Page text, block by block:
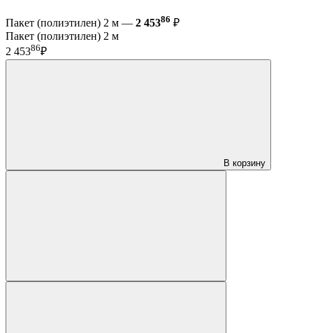
Пакет (полиэтилен) 2 м — 2 45386 ₽
Пакет (полиэтилен) 2 м
2 45386₽
В корзину